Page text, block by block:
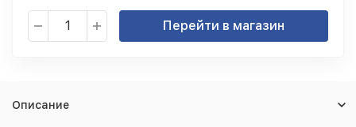
Перейти в магазин
Описание